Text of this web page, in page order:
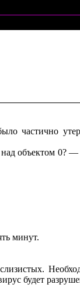
частично
объектом 0? —
минут.
будет